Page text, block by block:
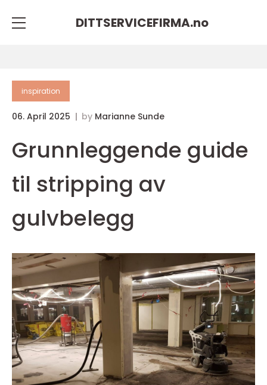
DITTSERVICEFIRMA.no
inspiration
06. April 2025 by Marianne Sunde
Grunnleggende guide
til stripping av
gulvbelegg